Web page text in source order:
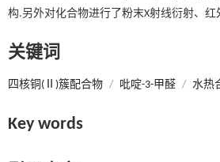
构.另外对化合物进行了粉末X射线衍射、
关键词
四核铜(Ⅱ)簇配合物 / 吡啶-3-甲醛 / 水热
Key words